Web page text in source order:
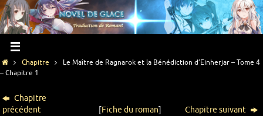
Chapitre
Le Maître de Ragnarok et la Bénédiction d’Einherjar – Tome 4
– Chapitre 1
Chapitre
précédent
[Fiche du roman] Chapitre suivant